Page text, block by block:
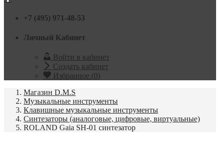
+7 (495) 971-48-53
Личный Кабинет
Войти в кабинет
Создать кабинет
Избранное (0)
Магазин D.M.S
Музыкальные инструменты
Клавишные музыкальные инструменты
Синтезаторы (аналоговые, цифровые, виртуальные)
ROLAND Gaia SH-01 синтезатор